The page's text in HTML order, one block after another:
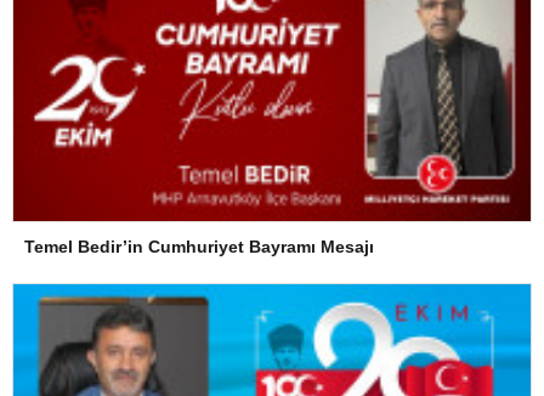
Temel Bedir’in Cumhuriyet Bayramı Mesajı